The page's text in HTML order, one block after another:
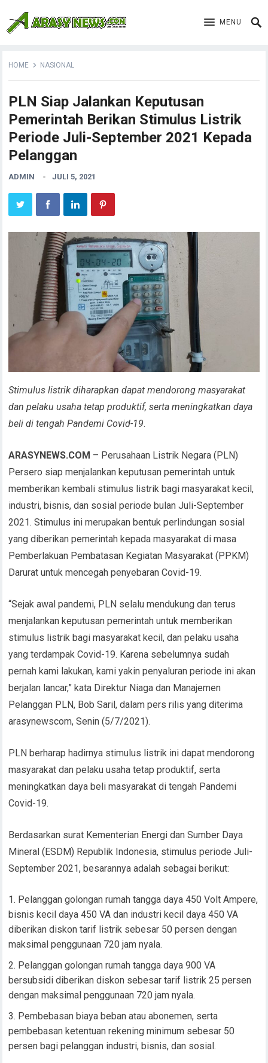
MENU
HOME NASIONAL
PLN Siap Jalankan Keputusan
Pemerintah Berikan Stimulus Listrik
Periode Juli-September 2021 Kepada
Pelanggan
ADMIN JULI 5, 2021
Stimulus listrik diharapkan dapat mendorong masyarakat
dan pelaku usaha tetap produktif, serta meningkatkan daya
beli di tengah Pandemi Covid-19.
ARASYNEWS.COM – Perusahaan Listrik Negara (PLN)
Persero siap menjalankan keputusan pemerintah untuk
memberikan kembali stimulus listrik bagi masyarakat kecil,
industri, bisnis, dan sosial periode bulan Juli-September
2021. Stimulus ini merupakan bentuk perlindungan sosial
yang diberikan pemerintah kepada masyarakat di masa
Pemberlakuan Pembatasan Kegiatan Masyarakat (PPKM)
Darurat untuk mencegah penyebaran Covid-19.
“Sejak awal pandemi, PLN selalu mendukung dan terus
menjalankan keputusan pemerintah untuk memberikan
stimulus listrik bagi masyarakat kecil, dan pelaku usaha
yang terdampak Covid-19. Karena sebelumnya sudah
pernah kami lakukan, kami yakin penyaluran periode ini akan
berjalan lancar,” kata Direktur Niaga dan Manajemen
Pelanggan PLN, Bob Saril, dalam pers rilis yang diterima
arasynewscom, Senin (5/7/2021).
PLN berharap hadirnya stimulus listrik ini dapat mendorong
masyarakat dan pelaku usaha tetap produktif, serta
meningkatkan daya beli masyarakat di tengah Pandemi
Covid-19.
Berdasarkan surat Kementerian Energi dan Sumber Daya
Mineral (ESDM) Republik Indonesia, stimulus periode Juli-
September 2021, besarannya adalah sebagai berikut:
Pelanggan golongan rumah tangga daya 450 Volt Ampere,
bisnis kecil daya 450 VA dan industri kecil daya 450 VA
diberikan diskon tarif listrik sebesar 50 persen dengan
maksimal penggunaan 720 jam nyala.
Pelanggan golongan rumah tangga daya 900 VA
bersubsidi diberikan diskon sebesar tarif listrik 25 persen
dengan maksimal penggunaan 720 jam nyala.
Pembebasan biaya beban atau abonemen, serta
pembebasan ketentuan rekening minimum sebesar 50
persen bagi pelanggan industri, bisnis, dan sosial.